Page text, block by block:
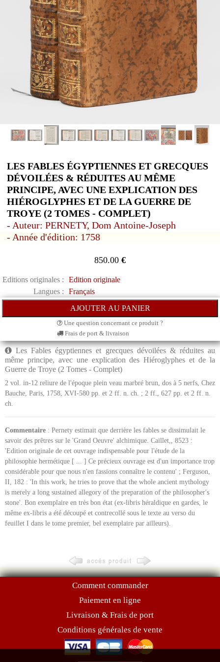
LES FABLES ÉGYPTIENNES ET GRECQUES
DÉVOILÉES & RÉDUITES AU MÊME
PRINCIPE, AVEC UNE EXPLICATION DES
HIÉROGLYPHES ET DE LA GUERRE DE
TROYE (2 TOMES - COMPLET)
- Auteur: PERNETY, Dom Antoine-Joseph
- Année d'édition: 1758
850.00 €
Editions originales :
Edition originale
Langues :
Français
Une question concernant ce produit ?
Frais de port & livraison
Les Fables égyptiennes et grecques dévoilées & réduites au
même principe, avec une explication des Hiéroglyphes et de la
Guerre de Troye (2 Tomes - Complet)
2 vol. in-12 reliure de l'époque plein veau marbré brun, dos à 5 nerfs, Chez
Bauche, Paris, 1758, XVI-580 pp. et 2 ff. n. ch. ; 2 ff., 627 pp. et 2 ff. n.
ch.
Commentaire : Pernety estimait que derrière les fables se dissimulait le
savoir des prêtres sur le 'Grand Oeuvre' alchimique. Caillet,, 8523 :
'Edition originale de cet ouvrage indispensable pour l'étude de la
philosophie hermétique [ ... ] Ce précieux ouvrage est d'un importance trop
considérable pour que nous n'en fassions connaître le contenu' ; Ferguson,
II, 182 : 'In this work, he tries to prove that the whole ancient mythology
is merely a long sustained allegory of the preparation of the philosopher's
stone'. Bon exemplaire en très bon état (ex-libris héraldique en gardes, le
même ex-libris a été découpé et contrecollé sous le texte au verso du
feuillet I dans le tome premier, bel exemplaire par ailleurs).
Comment commander
Paiement en ligne
Livraison & Frais de port
Conditions générales de vente